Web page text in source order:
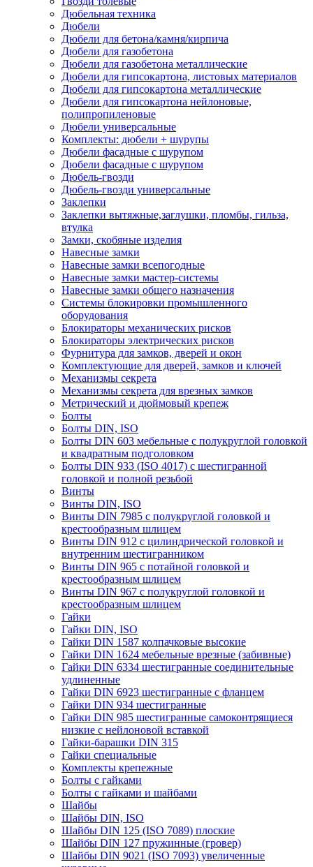
Дюбельная техника
Дюбели
Дюбели для бетона/камня/кирпича
Дюбели для газобетона
Дюбели для газобетона металлические
Дюбели для гипсокартона, листовых материалов
Дюбели для гипсокартона металлические
Дюбели для гипсокартона нейлоновые,
полипропиленовые
Дюбели универсальные
Комплекты: дюбели + шурупы
Дюбели фасадные с шурупом
Дюбели фасадные с шурупом
Дюбель-гвозди
Дюбель-гвозди универсальные
Заклепки
Заклепки вытяжные,заглушки, пломбы, гильза,
втулка
Замки, скобяные изделия
Навесные замки
Навесные замки всепогодные
Навесные замки мастер-системы
Навесные замки общего назначения
Системы блокировки промышленного
оборудования
Блокираторы механических рисков
Блокираторы электрических рисков
Фурнитура для замков, дверей и окон
Комплектующие для дверей, замков и ключей
Механизмы секрета
Механизмы секрета для врезных замков
Метрический и дюймовый крепеж
Болты
Болты DIN, ISO
Болты DIN 603 мебельные с полукруглой головкой
и квадратным подголовком
Болты DIN 933 (ISO 4017) с шестигранной
головкой и полной резьбой
Винты
Винты DIN, ISO
Винты DIN 7985 с полукруглой головкой и
крестообразным шлицем
Винты DIN 912 с цилиндрической головкой и
внутренним шестигранником
Винты DIN 965 с потайной головкой и
крестообразным шлицем
Винты DIN 967 с полукруглой головкой и
крестообразным шлицем
Гайки
Гайки DIN, ISO
Гайки DIN 1587 колпачковые высокие
Гайки DIN 1624 мебельные врезные (забивные)
Гайки DIN 6334 шестигранные соединительные
удлиненные
Гайки DIN 6923 шестигранные с фланцем
Гайки DIN 934 шестигранные
Гайки DIN 985 шестигранные самоконтрящиеся
низкие с нейлоновой вставкой
Гайки-барашки DIN 315
Гайки специальные
Комплекты крепежные
Болты с гайками
Болты с гайками и шайбами
Шайбы
Шайбы DIN, ISO
Шайбы DIN 125 (ISO 7089) плоские
Шайбы DIN 127 пружинные (гровер)
Шайбы DIN 9021 (ISO 7093) увеличенные